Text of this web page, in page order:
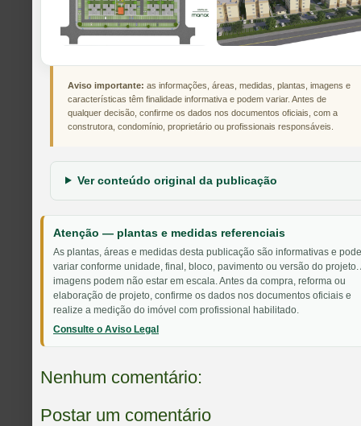
Aviso importante: as informações, áreas, medidas, plantas, imagens e
características têm finalidade informativa e podem variar. Antes de
qualquer decisão, confirme os dados nos documentos oficiais, com a
construtora, condomínio, proprietário ou profissionais responsáveis.
Ver conteúdo original da publicação
Atenção — plantas e medidas referenciais
As plantas, áreas e medidas desta publicação são informativas e
variar conforme unidade, final, bloco, pavimento ou versão do projeto.
imagens podem não estar em escala. Antes da compra, reforma ou
elaboração de projeto, confirme os dados nos documentos oficiais e
realize a medição do imóvel com profissional habilitado.
Consulte o Aviso Legal
Nenhum comentário:
Postar um comentário